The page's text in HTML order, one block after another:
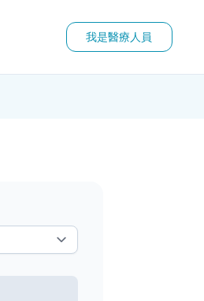
我是醫療人員